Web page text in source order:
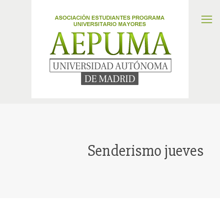
Senderismo jueves